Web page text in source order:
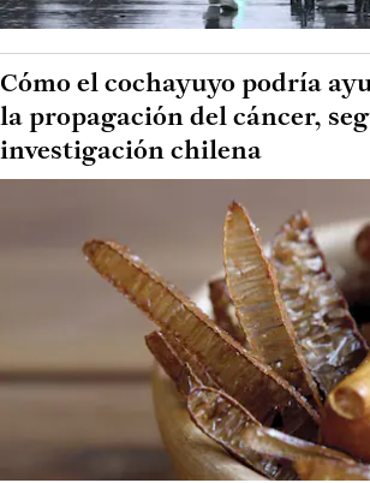
Cómo el cochayuyo podría
la propagación del cáncer,
investigación chilena